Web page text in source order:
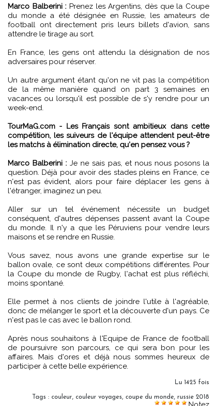
Marco Balberini : Prenez les Argentins, dès que la Coupe
du monde a été désignée en Russie, les amateurs de
football ont directement pris leurs billets d'avion, sans
attendre le tirage au sort.
En France, les gens ont attendu la désignation de nos
adversaires pour réserver.
Un autre argument étant qu'on ne vit pas la compétition
de la même manière quand on part 3 semaines en
vacances ou lorsqu'il est possible de s'y rendre pour un
week-end.
TourMaG.com - Les Français sont ambitieux dans cette
compétition, les suiveurs de l'équipe attendent peut-être
les matchs à élimination directe, qu'en pensez vous ?
Marco Balberini : Je ne sais pas, et nous nous posons la
question. Déjà pour avoir des stades pleins en France, ce
n'est pas évident, alors pour faire déplacer les gens à
l'étranger, imaginez un peu.
Aller sur un tel événement nécessite un budget
conséquent, d'autres dépenses passent avant la Coupe
du monde. Il n'y a que les Péruviens pour vendre leurs
maisons et se rendre en Russie.
Vous savez, nous avons une grande expertise sur le
ballon ovale, ce sont deux compétitions différentes. Pour
la Coupe du monde de Rugby, l'achat est plus réfléchi,
moins spontané.
Elle permet à nos clients de joindre l'utile à l'agréable,
donc de mélanger le sport et la découverte d'un pays. Ce
n'est pas le cas avec le ballon rond.
Après nous souhaitons à l'Equipe de France de football
de poursuivre son parcours, ce qui sera bon pour les
affaires. Mais d'ores et déjà nous sommes heureux de
participer à cette belle expérience.
Lu 1425 fois
Tags : couleur, couleur voyages, coupe du monde, russie 2018